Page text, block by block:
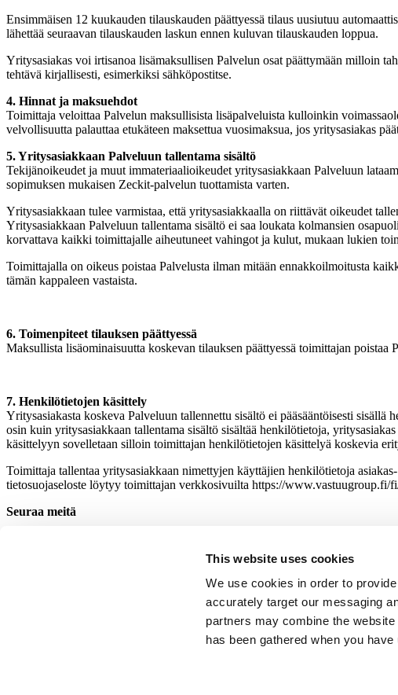
This website uses cookies
We use cookies in order to
accurately target our messaging
partners may combine the
has been gathered when you
Ensimmäisen 12 kuukauden tilauskauden päättyessä tilaus uusiutuu
lähettää seuraavan tilauskauden laskun ennen kuluvan tilauskauden loppua.
Yritysasiakas voi irtisanoa lisämaksullisen Palvelun osat päättymään milloin
tehtävä kirjallisesti, esimerkiksi sähköpostitse.
4. Hinnat ja maksuehdot
Toimittaja veloittaa Palvelun maksullisista lisäpalveluista kulloinkin
velvollisuutta palauttaa etukäteen maksettua vuosimaksua, jos yritysasiakas
5. Yritysasiakkaan Palveluun tallentama sisältö
Tekijänoikeudet ja muut immateriaalioikeudet yritysasiakkaan Palveluun
sopimuksen mukaisen Zeckit-palvelun tuottamista varten.
Yritysasiakkaan tulee varmistaa, että yritysasiakkaalla on riittävät oikeudet
Yritysasiakkaan Palveluun tallentama sisältö ei saa loukata kolmansien
korvattava kaikki toimittajalle aiheutuneet vahingot ja kulut, mukaan lukien
Toimittajalla on oikeus poistaa Palvelusta ilman mitään ennakkoilmoitusta
tämän kappaleen vastaista.
6. Toimenpiteet tilauksen päättyessä
Maksullista lisäominaisuutta koskevan tilauksen päättyessä toimittajan
7. Henkilötietojen käsittely
Yritysasiakasta koskeva Palveluun tallennettu sisältö ei pääsääntöisesti
osin kuin yritysasiakkaan tallentama sisältö sisältää henkilötietoja,
käsittelyyn sovelletaan silloin toimittajan henkilötietojen käsittelyä koskevia
Toimittaja tallentaa yritysasiakkaan nimettyjen käyttäjien henkilötietoja
tietosuojaseloste löytyy toimittajan verkkosivuilta https://www.vastuugroup.fi/
Seuraa meitä